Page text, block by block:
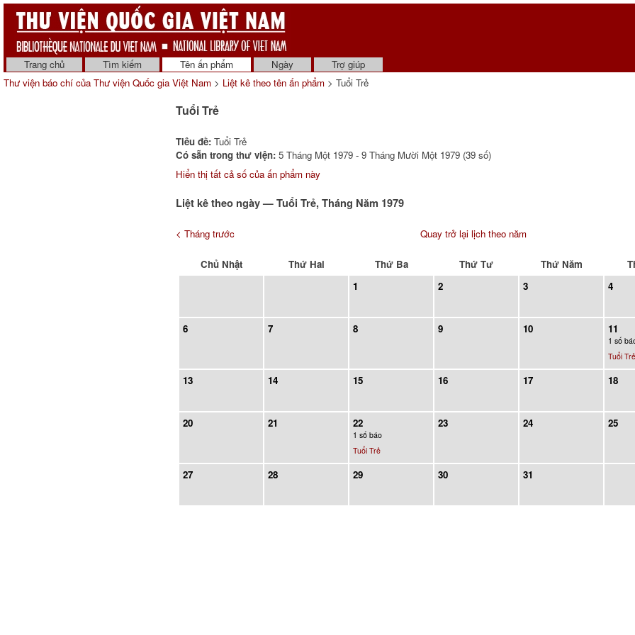
Trang chủ Tìm kiếm Tên ấn phẩm Ngày
Trợ giúp
Thư viện báo chí của Thư viện Quốc gia Việt Nam > Liệt kê theo tên ấn phẩm > Tuổi Trẻ
Tuổi Trẻ
Tiêu đề: Tuổi Trẻ
Có sẵn trong thư viện: 5 Tháng Một 1979 - 9 Tháng Mười Một 1979 (39 số)
Hiển thị tất cả số của ấn phẩm này
Liệt kê theo ngày — Tuổi Trẻ, Tháng Năm 1979
< Tháng trước Quay trở lại lịch theo năm
Chủ Nhật Thứ Hai Thứ Ba Thứ Tư Thứ Năm
1
2 3 4
6 7 8 9 10 11
1 số
Tuổi Trẻ
13 14 15 16 17 18
20 21 22
1 số báo
Tuổi Trẻ
23 24 25
27 28 29 30 31